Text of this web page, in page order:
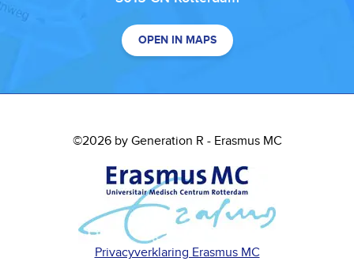
OPEN IN MAPS
©2026 by Generation R - Erasmus MC
Privacyverklaring Erasmus MC